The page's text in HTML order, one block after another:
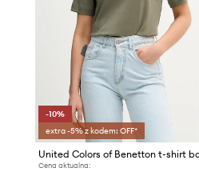
-10%
extra -5% z kodem: OFF*
Cena aktualna: